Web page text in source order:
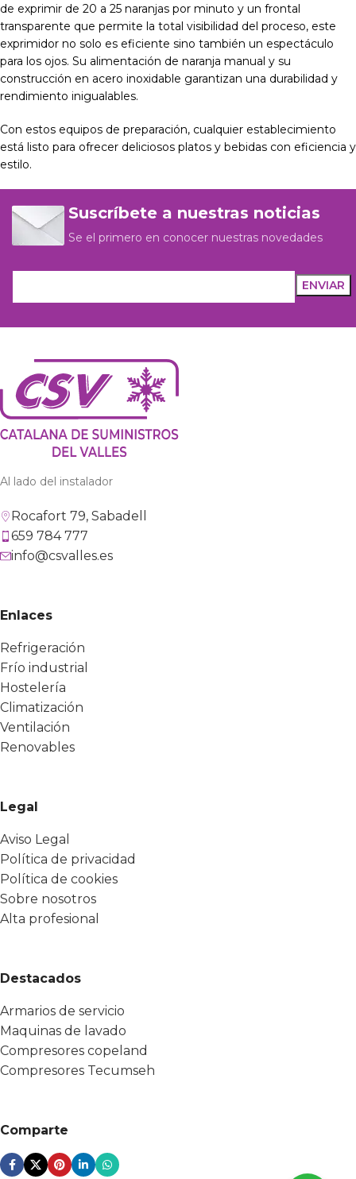
de exprimir de 20 a 25 naranjas por minuto y un frontal
transparente que permite la total visibilidad del proceso, este
exprimidor no solo es eficiente sino también un espectáculo
para los ojos. Su alimentación de naranja manual y su
construcción en acero inoxidable garantizan una durabilidad y
rendimiento inigualables.
Con estos equipos de preparación, cualquier establecimiento
está listo para ofrecer deliciosos platos y bebidas con eficiencia y
estilo.
Suscríbete a nuestras noticias
Se el primero en conocer nuestras novedades
Al lado del instalador
Rocafort 79, Sabadell
659 784 777
info@csvalles.es
Enlaces
Refrigeración
Frío industrial
Hostelería
Climatización
Ventilación
Renovables
Legal
Aviso Legal
Política de privacidad
Política de cookies
Sobre nosotros
Alta profesional
Destacados
Armarios de servicio
Maquinas de lavado
Compresores copeland
Compresores Tecumseh
Comparte